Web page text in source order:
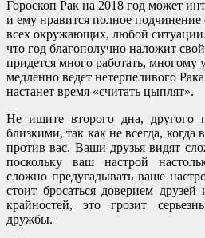
Гороскоп Рак на 2018 год может
и ему нравится полное
всех окружающих, любой
что год благополучно наложит
придется много работать, многому
медленно ведет нетерпеливого
настанет время «считать цыплят».
Не ищите второго дна, другого
близкими, так как не всегда, когда
против вас. Ваши друзья видят
поскольку ваш настрой
сложно предугадывать ваше
стоит бросаться доверием
крайностей, это грозит
дружбы.